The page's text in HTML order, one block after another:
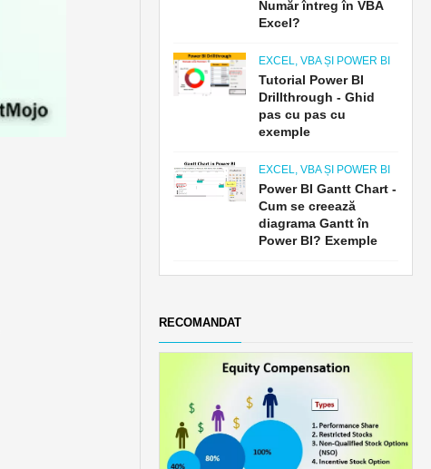
Număr întreg în VBA
Excel?
EXCEL, VBA ȘI POWER BI
Tutorial Power BI
Drillthrough - Ghid
pas cu pas cu
exemple
EXCEL, VBA ȘI POWER BI
Power BI Gantt Chart -
Cum se creează
diagrama Gantt în
Power BI? Exemple
RECOMANDAT